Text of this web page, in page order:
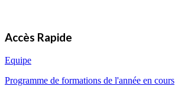
Accès Rapide
Equipe
Programme de formations de l'année en cours